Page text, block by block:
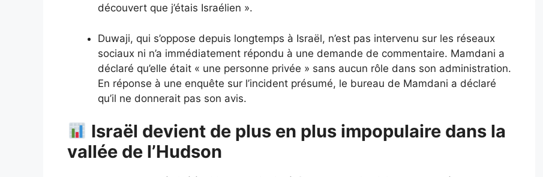
découvert que j’étais Israélien ».
Duwaji, qui s’oppose depuis longtemps à Israël, n’est pas intervenu sur les réseaux
sociaux ni n’a immédiatement répondu à une demande de commentaire. Mamdani a
déclaré qu’elle était « une personne privée » sans aucun rôle dans son administration.
En réponse à une enquête sur l’incident présumé, le bureau de Mamdani a déclaré
qu’il ne donnerait pas son avis.
Israël devient de plus en plus impopulaire dans la
vallée de l’Hudson